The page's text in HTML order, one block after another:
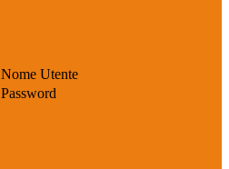
Nome Utente
Password